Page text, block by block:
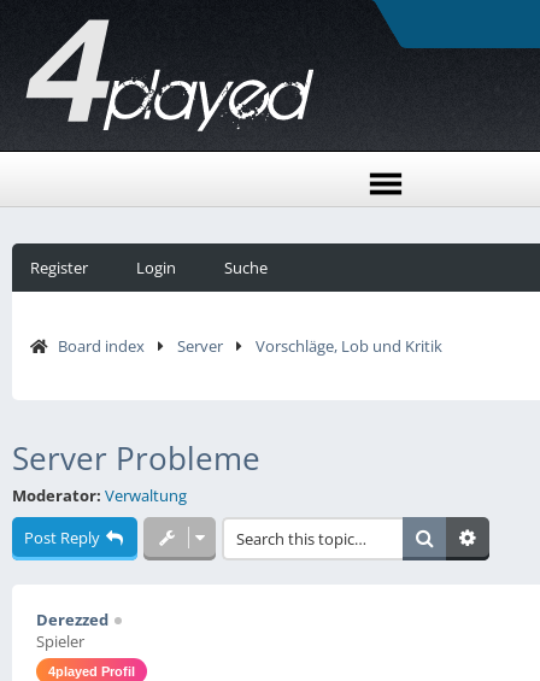
Register Login Suche
Board index Server Vorschläge, Lob und Kritik
Server Probleme
Moderator: Verwaltung
Post Reply
Derezzed
Spieler
4played Profil